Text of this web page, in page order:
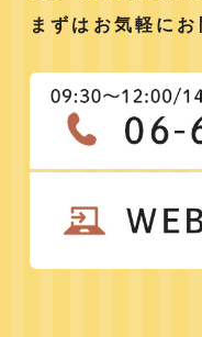
まずはお気軽に